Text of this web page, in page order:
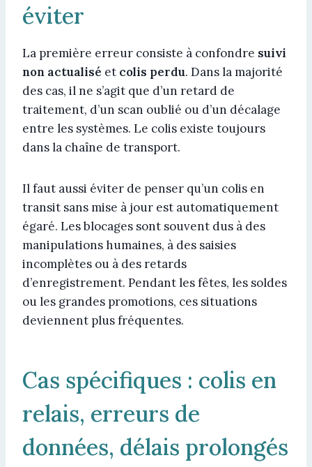
éviter
La première erreur consiste à confondre suivi
non actualisé et colis perdu. Dans la majorité
des cas, il ne s’agit que d’un retard de
traitement, d’un scan oublié ou d’un décalage
entre les systèmes. Le colis existe toujours
dans la chaîne de transport.
Il faut aussi éviter de penser qu’un colis en
transit sans mise à jour est automatiquement
égaré. Les blocages sont souvent dus à des
manipulations humaines, à des saisies
incomplètes ou à des retards
d’enregistrement. Pendant les fêtes, les soldes
ou les grandes promotions, ces situations
deviennent plus fréquentes.
Cas spécifiques : colis en
relais, erreurs de
données, délais prolongés